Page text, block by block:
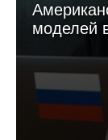
моделей